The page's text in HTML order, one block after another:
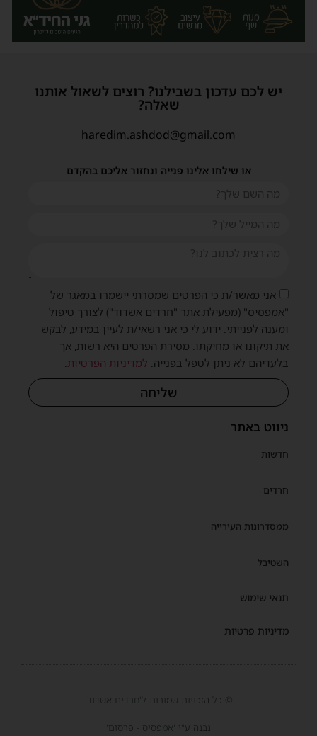
ניווט באתר
חדשות
חרדים
ממסדרונות העירייה
השטיבל
תנאי שימוש
מדיניות פרטיות
יש לכם עדכון בשבילנו? רוצים לשאול אותנו
שאלה?
haredim.ashdod@gmail.com
או שילחו אלינו פנייה ונחזור אליכם בהקדם
אני מאשר/ת כי הפרטים שמסרתי יישמרו במאגר של
"אמפסיס" (מפעילת אתר "חרדים אשדוד") לצורך טיפול
ומענה לפנייתי. ידוע לי כי אני רשאי/ת לעיין במידע, לבקש
את תיקונו או מחיקתו. מסירת הפרטים היא רשות, אך
בלעדיהם לא ניתן לטפל בפנייה. למדיניות הפרטיות
שליחה
© כל הזכויות שמורות ל'חרדים אשדוד'
נבנה ע"י 'אמפסיס - פרסום'